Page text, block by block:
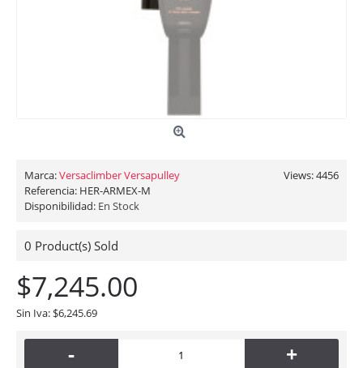
Views: 4456
Marca:Versaclimber Versapulley
Referencia: HER-ARMEX-M
Disponibilidad: En Stock
0 Product(s) Sold
$7,245.00
Sin Iva: $6,245.69
- +